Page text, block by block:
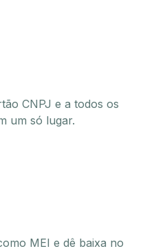
CNPJ e a todos os
um só lugar.
MEI e dê baixa no